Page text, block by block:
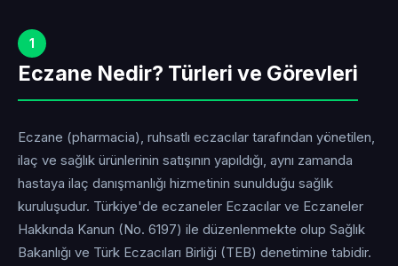
1
Eczane Nedir? Türleri ve Görevleri
Eczane (pharmacia), ruhsatlı eczacılar tarafından yönetilen,
ilaç ve sağlık ürünlerinin satışının yapıldığı, aynı zamanda
hastaya ilaç danışmanlığı hizmetinin sunulduğu sağlık
kuruluşudur. Türkiye'de eczaneler Eczacılar ve Eczaneler
Hakkında Kanun (No. 6197) ile düzenlenmekte olup Sağlık
Bakanlığı ve Türk Eczacıları Birliği (TEB) denetimine tabidir.